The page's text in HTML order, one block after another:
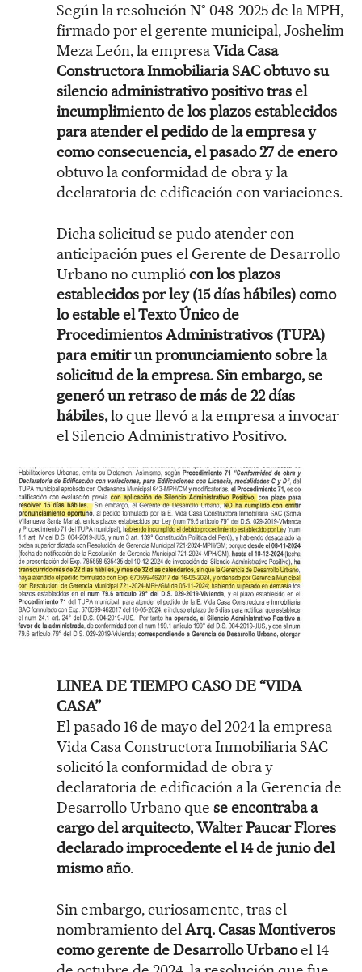
Según la resolución N° 048-2025 de la MPH,
firmado por el gerente municipal, Joshelim
Meza León, la empresaVida Casa
Constructora Inmobiliaria SAC obtuvo su
silencio administrativo positivo tras el
incumplimiento de los plazos establecidos
para atender el pedido de la empresa y
como consecuencia, el pasado 27 de enero
obtuvo la conformidad de obra y la
declaratoria de edificación con variaciones.
Dicha solicitud se pudo atender con
anticipación pues el Gerente de Desarrollo
Urbano no cumpliócon los plazos
establecidos por ley (15 días hábiles) como
lo estable el Texto Único de
Procedimientos Administrativos (TUPA)
para emitir un pronunciamiento sobre la
solicitud de la empresa. Sin embargo, se
generó un retraso de más de 22 días
hábiles,lo que llevó a la empresa a invocar
el Silencio Administrativo Positivo.
LINEA DE TIEMPO CASO DE “VIDA
CASA”
El pasado 16 de mayo del 2024 la empresa
Vida Casa Constructora Inmobiliaria SAC
solicitó la conformidad de obra y
declaratoria de edificación a la Gerencia de
Desarrollo Urbano que se encontraba a
cargo del arquitecto, Walter Paucar Flores
declarado improcedente el 14 de junio del
mismo año.
Sin embargo, curiosamente, tras el
nombramiento delArq. Casas Montiveros
como gerente de Desarrollo Urbanoel 14